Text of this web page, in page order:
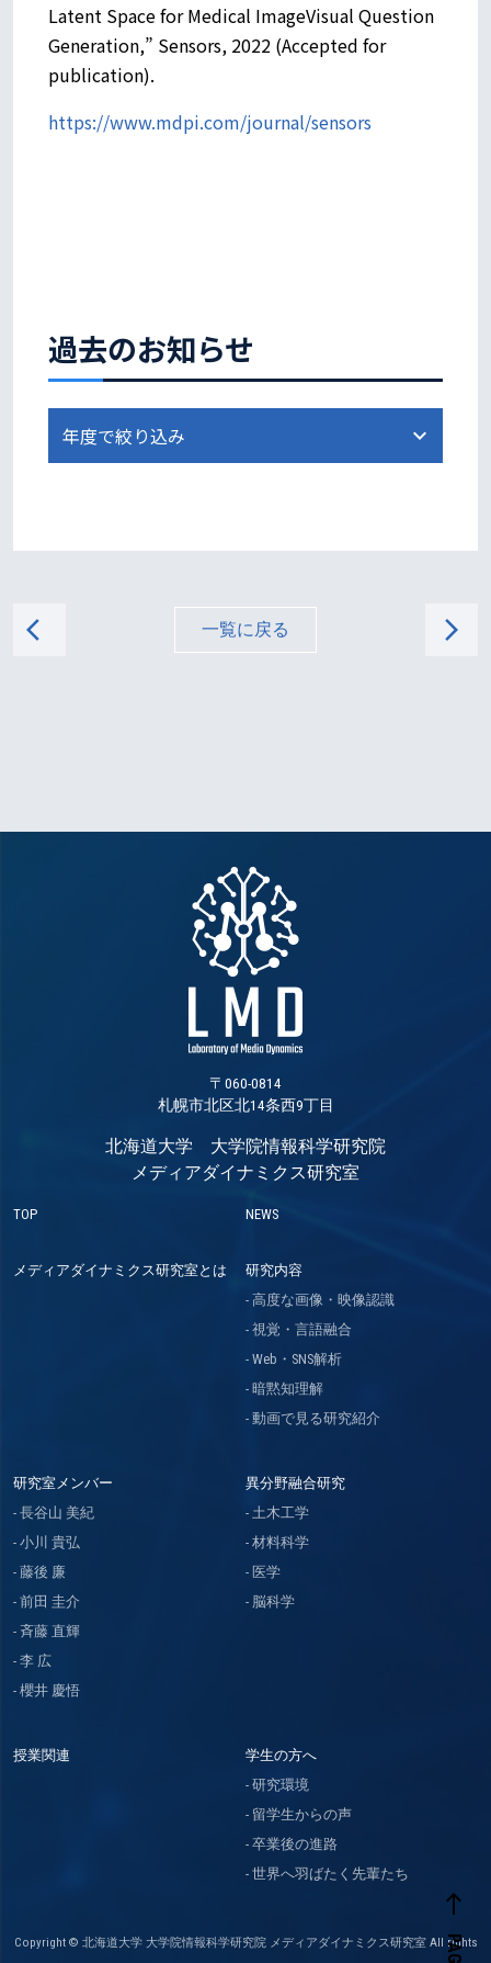
west
過去のお知らせ
Latent Space for Medical ImageVisual Question
Generation,” Sensors, 2022 (Accepted for
publication).
https://www.mdpi.com/journal/sensors
arrow_back_ios 一覧に戻る arrow_forward_ios
〒060-0814
札幌市北区北14条西9丁目
北海道大学 大学院情報科学研究院
メディアダイナミクス研究室
TOP NEWS
メディアダイナミクス研究室とは
研究内容
高度な画像・映像認識
視覚・言語融合
Web・SNS解析
暗黙知理解
動画で見る研究紹介
研究室メンバー
長谷山 美紀
小川 貴弘
藤後 廉
前田 圭介
斉藤 直輝
李 広
櫻井 慶悟
異分野融合研究
土木工学
材料科学
医学
脳科学
授業関連
学生の方へ
研究環境
留学生からの声
卒業後の進路
世界へ羽ばたく先輩たち
Copyright © 北海道大学 大学院情報科学研究院 メディアダイナミクス研究室 All rights